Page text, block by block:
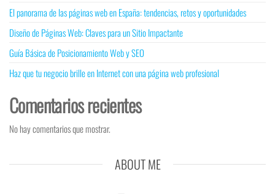
El panorama de las páginas web en España: tendencias, retos y oportunidades
Diseño de Páginas Web: Claves para un Sitio Impactante
Guía Básica de Posicionamiento Web y SEO
Haz que tu negocio brille en Internet con una página web profesional
Comentarios recientes
No hay comentarios que mostrar.
ABOUT ME